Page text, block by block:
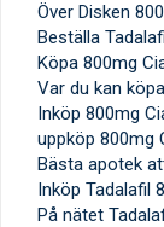
Över Disken
Beställa
Köpa 800mg
Var du kan
Inköp 800mg
uppköp 800mg
Bästa apotek
Inköp Tadalafil
På nätet